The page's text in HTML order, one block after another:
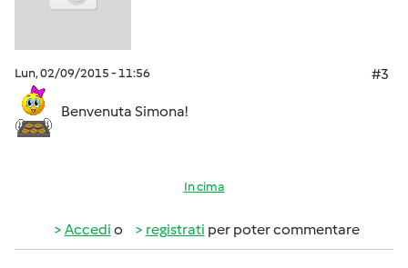
Lun, 02/09/2015 - 11:56 #3
Benvenuta Simona!
In cima
Accedi o registrati per poter commentare